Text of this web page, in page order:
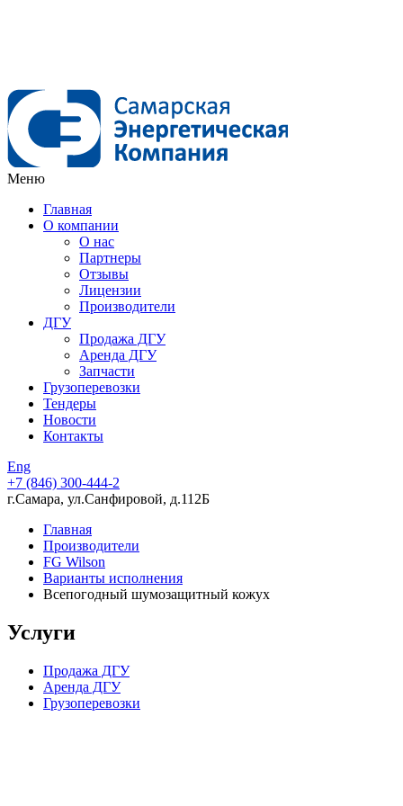
Меню
Главная
О компании
О нас
Партнеры
Отзывы
Лицензии
Производители
ДГУ
Продажа ДГУ
Аренда ДГУ
Запчасти
Грузоперевозки
Тендеры
Новости
Контакты
Eng
+7 (846) 300-444-2
г.Самара, ул.Санфировой, д.112Б
Главная
Производители
FG Wilson
Варианты исполнения
Всепогодный шумозащитный кожух
Услуги
Продажа ДГУ
Аренда ДГУ
Грузоперевозки